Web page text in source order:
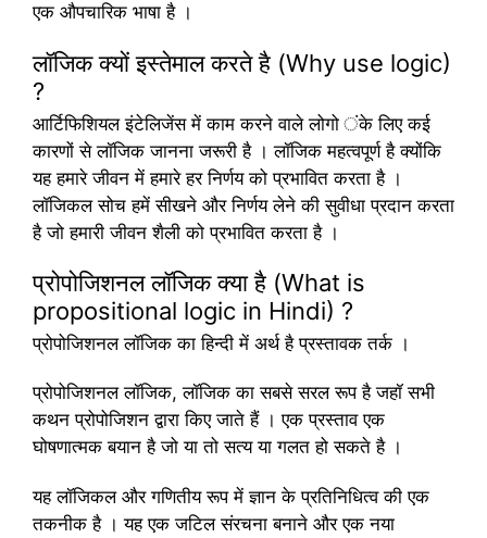
एक औपचारिक भाषा है ।
लॉजिक क्यों इस्तेमाल करते है (Why use logic)
?
आर्टिफिशियल इंटेलिजेंस में काम करने वाले लोगो ंके लिए कई
कारणों से लॉजिक जानना जरूरी है । लॉजिक महत्वपूर्ण है क्योंकि
यह हमारे जीवन में हमारे हर निर्णय को प्रभावित करता है ।
लॉजिकल सोच हमें सीखने और निर्णय लेने की सुवीधा प्रदान करता
है जो हमारी जीवन शैली को प्रभावित करता है ।
प्रोपोजिशनल लॉजिक क्या है (What is
propositional logic in Hindi) ?
प्रोपोजिशनल लॉजिक का हिन्दी में अर्थ है प्रस्तावक तर्क ।
प्रोपोजिशनल लॉजिक, लॉजिक का सबसे सरल रूप है जहॉ सभी
कथन प्रोपोजिशन द्वारा किए जाते हैं । एक प्रस्ताव एक
घोषणात्मक बयान है जो या तो सत्य या गलत हो सकते है ।
यह लॉजिकल और गणितीय रूप में ज्ञान के प्रतिनिधित्व की एक
तकनीक है । यह एक जटिल संरचना बनाने और एक नया